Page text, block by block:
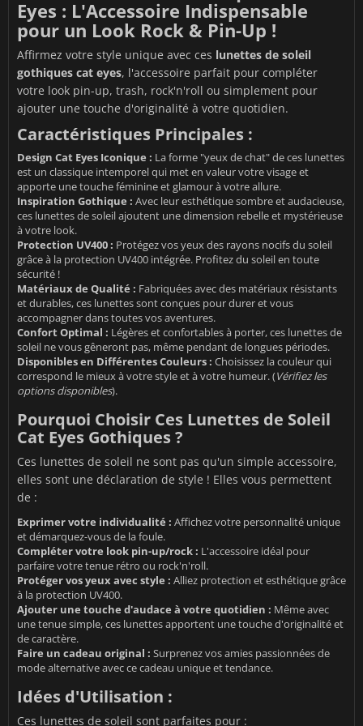
Eyes : L'Accessoire Indispensable
pour un Look Rock & Pin-Up !
Affirmez votre style unique avec ces lunettes de soleil
gothiques cat eyes, l'accessoire parfait pour compléter
votre look pin-up, trash, rock'n'roll ou simplement pour
ajouter une touche d'originalité à votre quotidien.
Caractéristiques Principales :
Design Cat Eyes Iconique : La forme "yeux de chat" de ces lunettes
est un classique intemporel qui met en valeur votre visage et
apporte une touche féminine et glamour à votre allure.
Inspiration Gothique : Avec leur esthétique sombre et audacieuse,
ces lunettes de soleil ajoutent une dimension rebelle et mystérieuse
à votre look.
Protection UV400 : Protégez vos yeux des rayons nocifs du soleil
grâce à la protection UV400 intégrée. Profitez du soleil en toute
sécurité !
Matériaux de Qualité : Fabriquées avec des matériaux résistants
et durables, ces lunettes sont conçues pour durer et vous
accompagner dans toutes vos aventures.
Confort Optimal : Légères et confortables à porter, ces lunettes de
soleil ne vous gêneront pas, même pendant de longues périodes.
Disponibles en Différentes Couleurs : Choisissez la couleur qui
correspond le mieux à votre style et à votre humeur. (Vérifiez les
options disponibles).
Pourquoi Choisir Ces Lunettes de Soleil
Cat Eyes Gothiques ?
Ces lunettes de soleil ne sont pas qu'un simple accessoire,
elles sont une déclaration de style ! Elles vous permettent
de :
Exprimer votre individualité : Affichez votre personnalité unique
et démarquez-vous de la foule.
Compléter votre look pin-up/rock : L'accessoire idéal pour
parfaire votre tenue rétro ou rock'n'roll.
Protéger vos yeux avec style : Alliez protection et esthétique grâce
à la protection UV400.
Ajouter une touche d'audace à votre quotidien : Même avec
une tenue simple, ces lunettes apportent une touche d'originalité et
de caractère.
Faire un cadeau original : Surprenez vos amies passionnées de
mode alternative avec ce cadeau unique et tendance.
Idées d'Utilisation :
Ces lunettes de soleil sont parfaites pour :